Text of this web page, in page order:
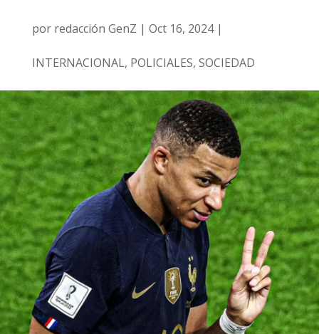
por redacción GenZ | Oct 16, 2024|
INTERNACIONAL, POLICIALES, SOCIEDAD